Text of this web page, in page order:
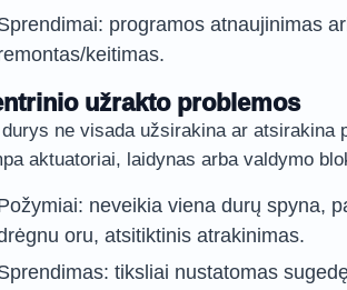
programos atnaujinimas
keitimas.
užrakto problemos
ne visada užsirakina ar atsirakina
aktuatoriai, laidynas arba valdymo
neveikia viena durų spyna,
oru, atsitiktinis atrakinimas.
tiksliai nustatomas